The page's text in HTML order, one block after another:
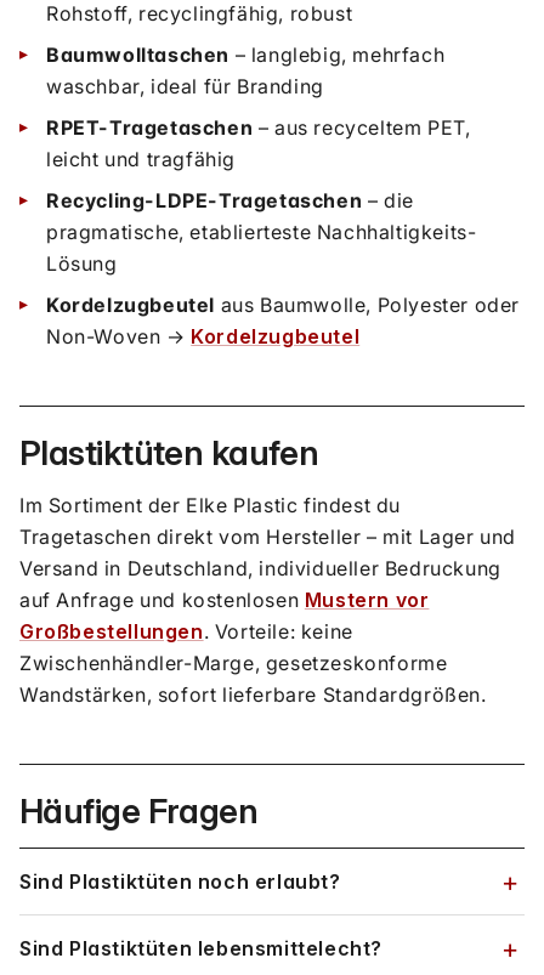
Rohstoff, recyclingfähig, robust
Baumwolltaschen – langlebig, mehrfach
waschbar, ideal für Branding
RPET-Tragetaschen – aus recyceltem PET,
leicht und tragfähig
Recycling-LDPE-Tragetaschen – die
pragmatische, etablierteste Nachhaltigkeits-
Lösung
Kordelzugbeutel aus Baumwolle, Polyester oder
Non-Woven → Kordelzugbeutel
Plastiktüten kaufen
Im Sortiment der Elke Plastic findest du
Tragetaschen direkt vom Hersteller – mit Lager und
Versand in Deutschland, individueller Bedruckung
auf Anfrage und kostenlosen Mustern vor
Großbestellungen. Vorteile: keine
Zwischenhändler-Marge, gesetzeskonforme
Wandstärken, sofort lieferbare Standardgrößen.
Häufige Fragen
Sind Plastiktüten noch erlaubt?
Sind Plastiktüten lebensmittelecht?